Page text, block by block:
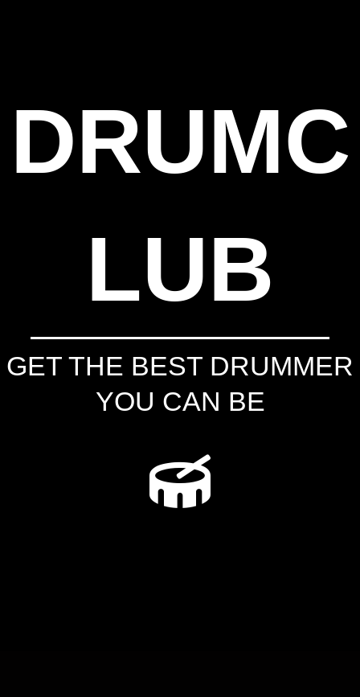
DRUMC
LUB
GET THE BEST DRUMMER
YOU CAN BE